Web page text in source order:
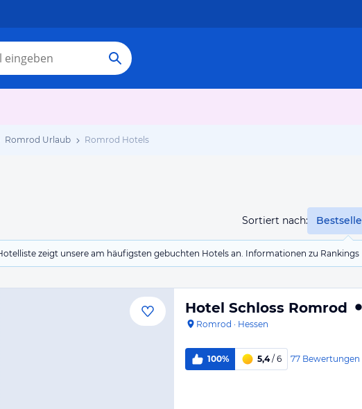
Romrod Urlaub Romrod Hotels
Sortiert nach:
zeigt unsere am häufigsten gebuchten Hotels an. Informationen zu
Hotel Schloss Romrod
Romrod · Hessen
100% 5,4/ 6 77 Bewertungen